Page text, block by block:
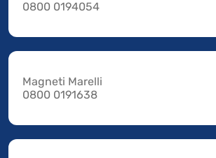
0800 0194054
Magneti Marelli
0800 0191638